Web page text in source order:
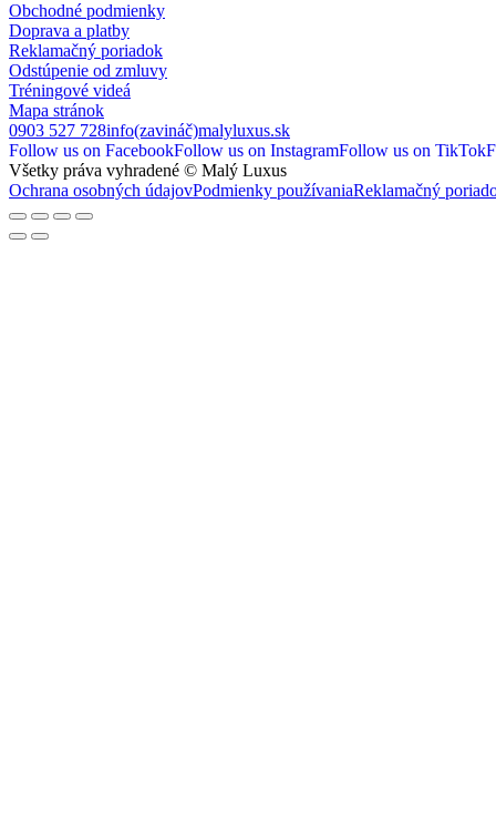
Obchodné podmienky
Doprava a platby
Reklamačný poriadok
Odstúpenie od zmluvy
Tréningové videá
Mapa stránok
0903 527 728info(zavináč)malyluxus.sk
Follow us on FacebookFollow us on InstagramFollow us on TikTok
Všetky práva vyhradené © Malý Luxus
Ochrana osobných údajovPodmienky používaniaReklamačný